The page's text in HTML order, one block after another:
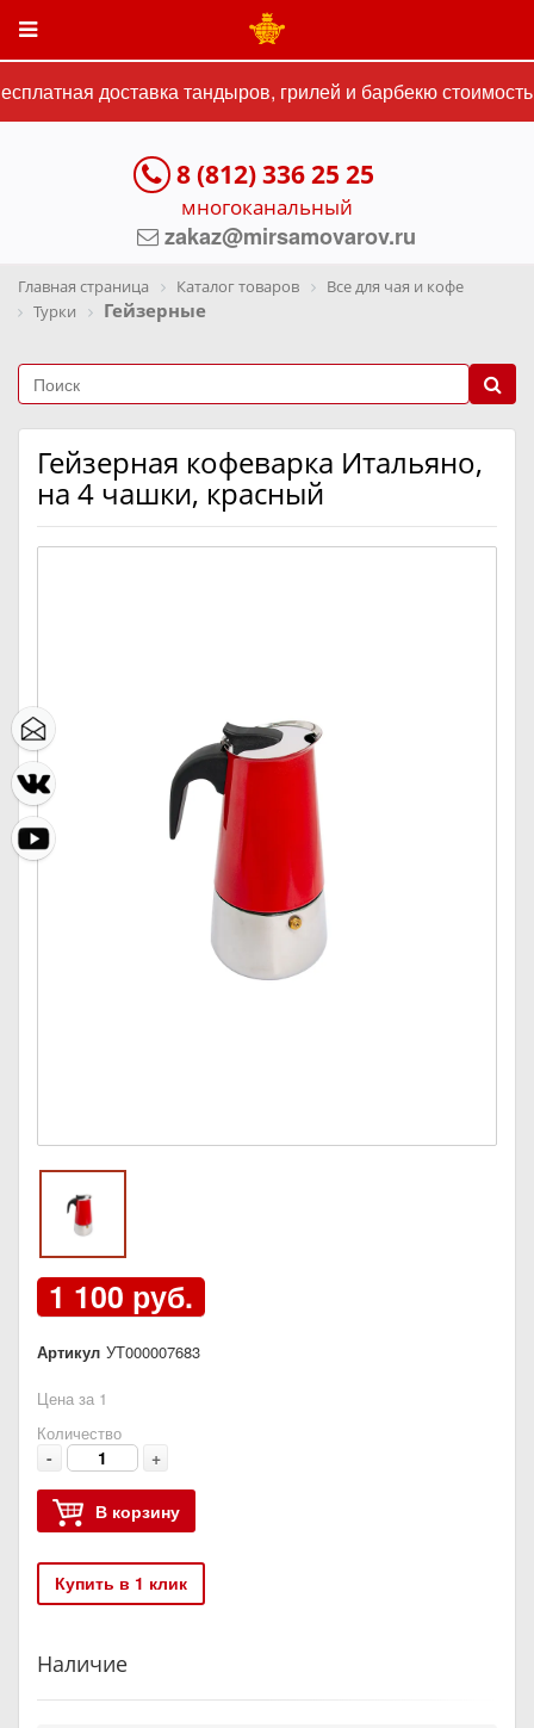
доставка тандыров, грилей и барбекю
8 (812) 336 25 25
многоканальный
zakaz@mirsamovarov.ru
Главная страница Каталог товаров
Все для чая и кофе
Турки
Гейзерные
Гейзерная кофеварка Итальяно,
на 4 чашки, красный
1 100 руб.
Артикул УТ000007683
Цена за 1
Количество
- +
В корзину
Купить в 1 клик
Наличие